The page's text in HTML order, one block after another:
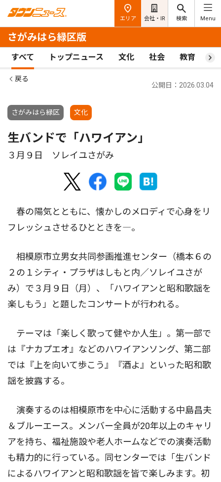
エリア 会社・IR 検索 Menu
さがみはら緑区版
すべて トップニュース 文化 社会 教育 ス
戻る
さがみはら緑区 文化
公開日：2026.03.04
生バンドで「ハワイアン」
３月９日 ソレイユさがみ
春の陽気とともに、懐かしのメロディで心身をリ
フレッシュさせるひとときを―。
相模原市立男女共同参画推進センター（橋本６の
２の１シティ・プラザはしもと内／ソレイユさが
み）で３月９日（月）、「ハワイアンと昭和歌謡を
楽しもう」と題したコンサートが行われる。
テーマは「楽しく歌って健やか人生」。第一部で
は『ナカプエオ』などのハワイアンソング、第二部
では『上を向いて歩こう』『酒よ』といった昭和歌
謡を披露する。
演奏するのは相模原市を中心に活動する中島昌夫
＆ブルーエース。メンバー全員が20年以上のキャリ
アを持ち、福祉施設や老人ホームなどでの演奏活動
も精力的に行っている。同センターでは「生バンド
によるハワイアンと昭和歌謡を皆で楽しみます。初